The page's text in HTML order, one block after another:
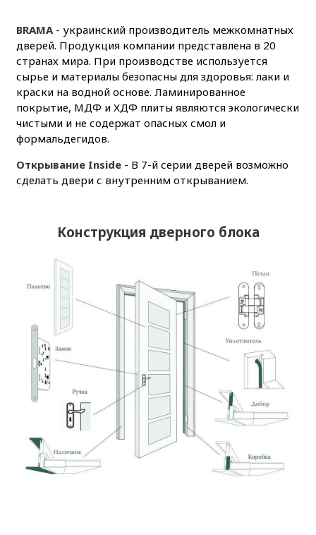
BRAMA- украинский производитель межкомнатных
дверей. Продукция компании представлена в 20
странах мира. При производстве используется
сырье и материалы безопасны для здоровья: лаки и
краски на водной основе. Ламинированное
покрытие, МДФ и ХДФ плиты являются экологически
чистыми и не содержат опасных смол и
формальдегидов.
Открывание Inside- В 7-й серии дверей возможно
сделать двери с внутренним открыванием.
Конструкция дверного блока